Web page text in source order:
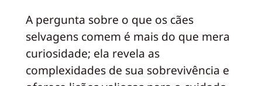
A pergunta sobre o que os cães
selvagens comem é mais do que mera
curiosidade; ela revela as
complexidades de sua sobrevivência e